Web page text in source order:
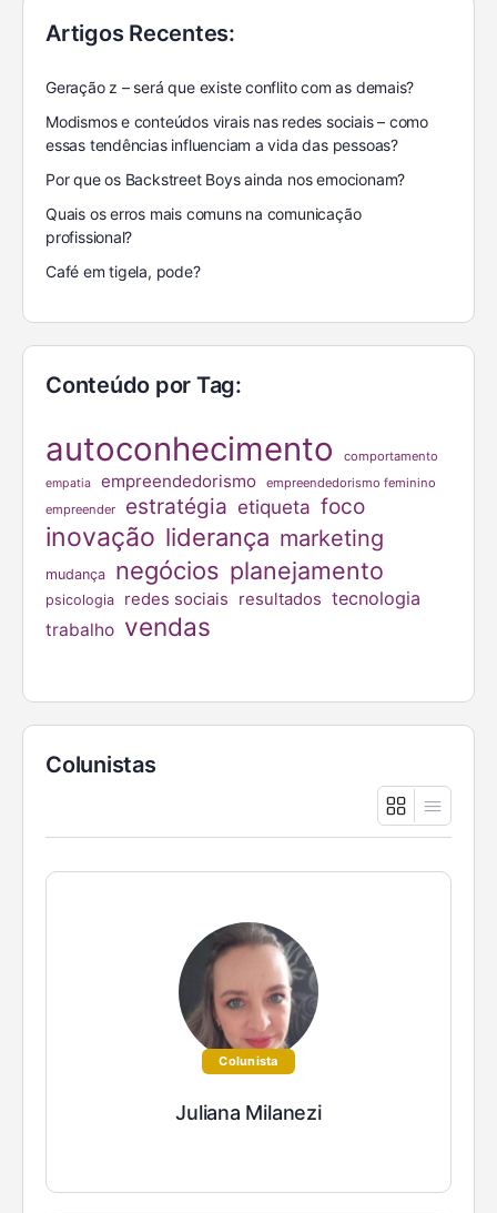
Artigos Recentes:
Geração z – será que existe conflito com as demais?
Modismos e conteúdos virais nas redes sociais – como
essas tendências influenciam a vida das pessoas?
Por que os Backstreet Boys ainda nos emocionam?
Quais os erros mais comuns na comunicação
profissional?
Café em tigela, pode?
Conteúdo por Tag:
autoconhecimento comportamento
empatia empreendedorismo
empreendedorismo feminino
empreender
estratégia etiqueta foco
inovação liderança marketing
mudança negócios planejamento
psicologia redes sociais resultados tecnologia
trabalho vendas
Colunistas
Colunista
Juliana Milanezi